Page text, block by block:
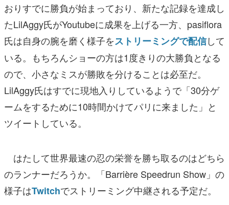
おりすでに勝負が始まっており、新たな記録を達成し
たLilAggy氏がYoutubeに成果を上げる一方、pasiflora
氏は自身の腕を磨く様子をストリーミングで配信して
いる。もちろんショーの方は1度きりの大勝負となる
ので、小さなミスが勝敗を分けることは必至だ。
LilAggy氏はすでに現地入りしているようで「30分ゲ
ームをするために10時間かけてパリに来ました」と
ツイートしている。
はたして世界最速の忍の栄誉を勝ち取るのはどちら
のランナーだろうか。「Barrière Speedrun Show」の
様子はTwitchでストリーミング中継される予定だ。